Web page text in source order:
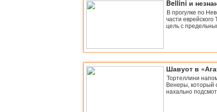
Bellini и
В прогулке по
части
цель с
Шавуот в
Тортеллини
Венеры, который
нахально